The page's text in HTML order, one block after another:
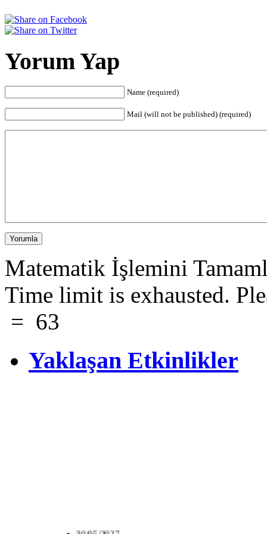
Yorum Yap
Name (required)
Mail (will not be published) (required)
Matematik İşlemini
Time limit is exhausted.
= 63
Yaklaşan Etkinlikler
30/05/2027